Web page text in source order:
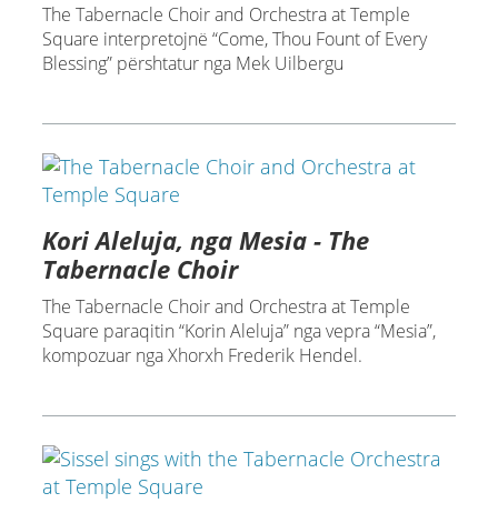
The Tabernacle Choir and Orchestra at Temple
Square interpretojnë “Come, Thou Fount of Every
Blessing” përshtatur nga Mek Uilbergu
Kori Aleluja, nga Mesia - The
Tabernacle Choir
The Tabernacle Choir and Orchestra at Temple
Square paraqitin “Korin Aleluja” nga vepra “Mesia”,
kompozuar nga Xhorxh Frederik Hendel.